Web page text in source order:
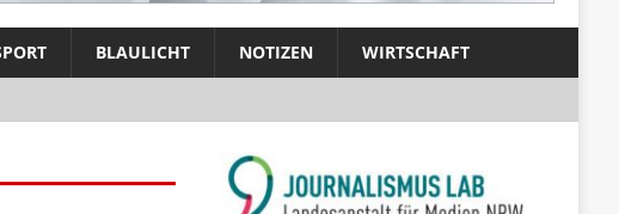
BLAULICHT NOTIZEN WIRTSCHAFT